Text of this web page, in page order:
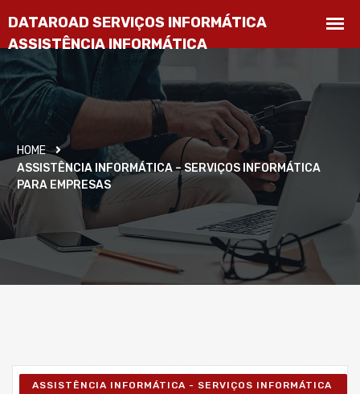
HOME
ASSISTÊNCIA INFORMÁTICA – SERVIÇOS INFORMÁTICA
PARA EMPRESAS
ASSISTÊNCIA INFORMÁTICA - SERVIÇOS INFORMÁTICA